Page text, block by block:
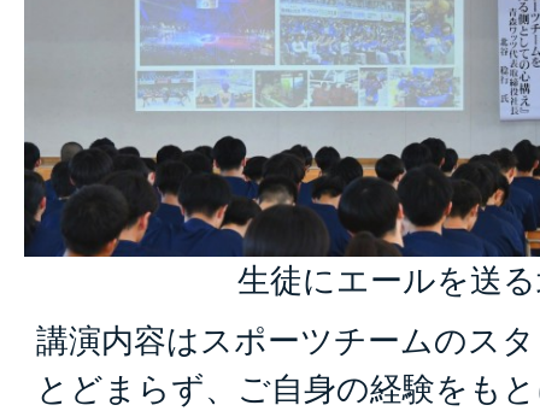
生徒にエールを送
講演内容はスポーツチームのス
とどまらず、ご自身の経験をも